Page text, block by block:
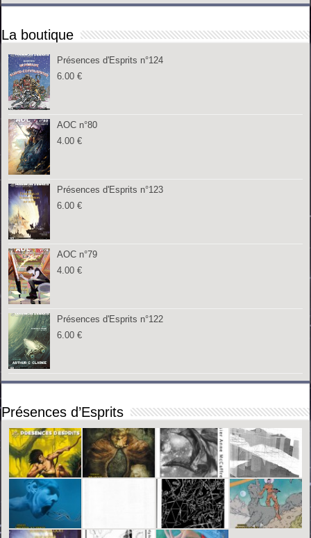
La boutique
Présences d'Esprits n°124
6.00€
AOC n°80
4.00€
Présences d'Esprits n°123
6.00€
AOC n°79
4.00€
Présences d'Esprits n°122
6.00€
Présences d’Esprits